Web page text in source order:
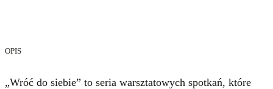
OPIS
„Wróć do siebie” to seria warsztatowych spotkań, które